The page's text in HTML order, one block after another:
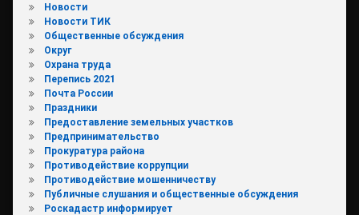
Новости
Новости ТИК
Общественные обсуждения
Округ
Охрана труда
Перепись 2021
Почта России
Праздники
Предоставление земельных участков
Предпринимательство
Прокуратура района
Противодействие коррупции
Противодействие мошенничеству
Публичные слушания и общественные обсуждения
Роскадастр информирует